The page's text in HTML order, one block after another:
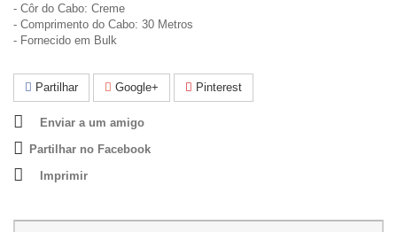
- Côr do Cabo: Creme
- Comprimento do Cabo: 30 Metros
- Fornecido em Bulk
Partilhar Google+ Pinterest
Enviar a um amigo
Partilhar no Facebook
Imprimir